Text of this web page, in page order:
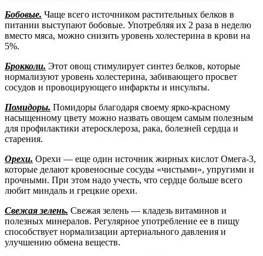
Бобовые. Чаще всего источником растительных белков в
питании выступают бобовые. Употребляя их 2 раза в неделю
вместо мяса, можно снизить уровень холестерина в крови на
5%.
Брокколи. Этот овощ стимулирует синтез белков, которые
нормализуют уровень холестерина, забивающего просвет
сосудов и провоцирующего инфаркты и инсульты.
Помидоры. Помидоры благодаря своему ярко-красному
насыщенному цвету можно назвать овощем самым полезным
для профилактики атеросклероза, рака, болезней сердца и
старения.
Орехи. Орехи — еще один источник жирных кислот Омега-3,
которые делают кровеносные сосуды «чистыми», упругими и
прочными. При этом надо учесть, что сердце больше всего
любит миндаль и грецкие орехи.
Свежая зелень. Свежая зелень — кладезь витаминов и
полезных минералов. Регулярное употребление ее в пищу
способствует нормализации артериального давления и
улучшению обмена веществ.